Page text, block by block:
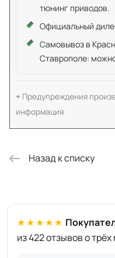
тюнинг приводов.
Официальный
Самовывоз в
Ставрополе:
Предупреждения
информация
Назад к списку
★★★★★
из 422 отзывов о